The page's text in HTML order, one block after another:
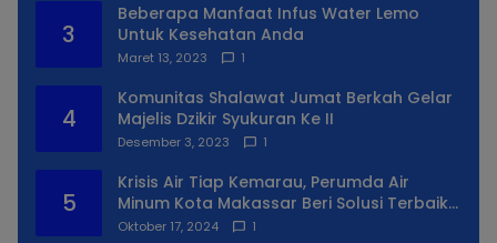
3
Beberapa Manfaat Infus Water Lemo
Untuk Kesehatan Anda
Maret 13, 2023 1
4
Komunitas Shalawat Jumat Berkah Gelar
Majelis Dzikir Syukuran Ke II
Desember 3, 2023 1
5
Krisis Air Tiap Kemarau, Perumda Air
Minum Kota Makassar Beri Solusi Terbaik
Untuk Daerah Utara Kota
Oktober 17, 2024 1